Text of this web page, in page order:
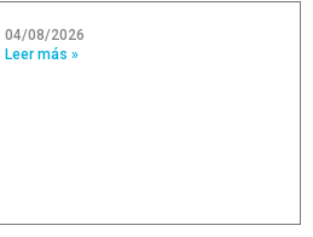
04/08/2026
Leer más »